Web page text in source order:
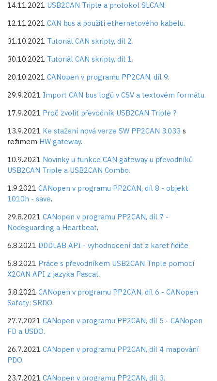
14.11.2021 USB2CAN Triple a protokol SLCAN.
12.11.2021 CAN bus a použití ethernetového kabelu.
31.10.2021 Tutoriál CAN skripty, díl 2.
30.10.2021 Tutoriál CAN skripty, díl 1.
20.10.2021 CANopen v programu PP2CAN, díl 9.
29.9.2021 Import CAN bus logů v CSV a textovém formátu.
17.9.2021 Proč zvolit převodník USB2CAN Triple ?
13.9.2021 Ke stažení nová verze SW PP2CAN 3.033 s
režimem HW gateway.
10.9.2021 Novinky u funkce CAN gateway u převodníků
USB2CAN Triple a USB2CAN Combo.
1.9.2021 CANopen v programu PP2CAN, díl 8 - objekt
1010h - save.
29.8.2021 CANopen v programu PP2CAN, díl 7 -
Nodeguarding a Heartbeat.
6.8.2021 DDDLAB API - vyhodnocení dat z karet řidiče
5.8.2021 Práce s převodníkem USB2CAN Triple pomocí
X2CAN API z jazyka Pascal.
3.8.2021 CANopen v programu PP2CAN, díl 6 - CANopen
Safety: SRDO.
27.7.2021 CANopen v programu PP2CAN, díl 5 - CANopen
FD a USDO.
26.7.2021 CANopen v programu PP2CAN, díl 4 mapování
PDO.
23.7.2021 CANopen v programu PP2CAN, díl 3.